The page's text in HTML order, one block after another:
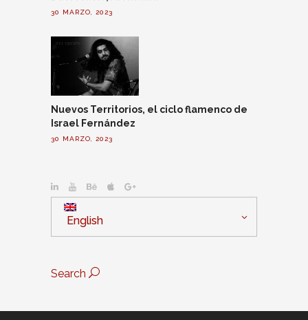
30 MARZO, 2023
Nuevos Territorios, el ciclo flamenco de
Israel Fernández
30 MARZO, 2023
English
Search